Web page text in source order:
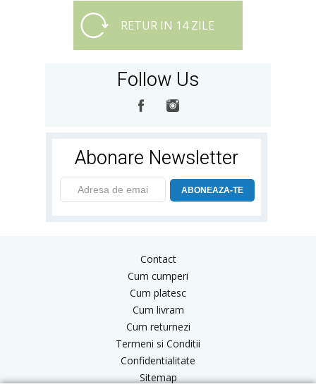
RETUR IN 14 ZILE
Follow Us
Abonare Newsletter
ABONEAZA-TE
Contact
Cum cumperi
Cum platesc
Cum livram
Cum returnezi
Termeni si Conditii
Confidentialitate
Sitemap